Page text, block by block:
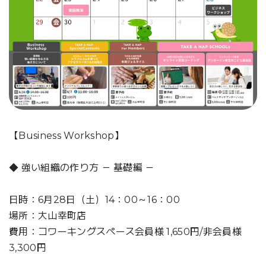
【Business Workshop】
◆ 強い組織の作り方 － 基礎編 －
日時：6月28日（土）14：00～16：00
場所：大山幸町店
費用：コワーキングスペース会員様 1,650円/非会員様
3,300円